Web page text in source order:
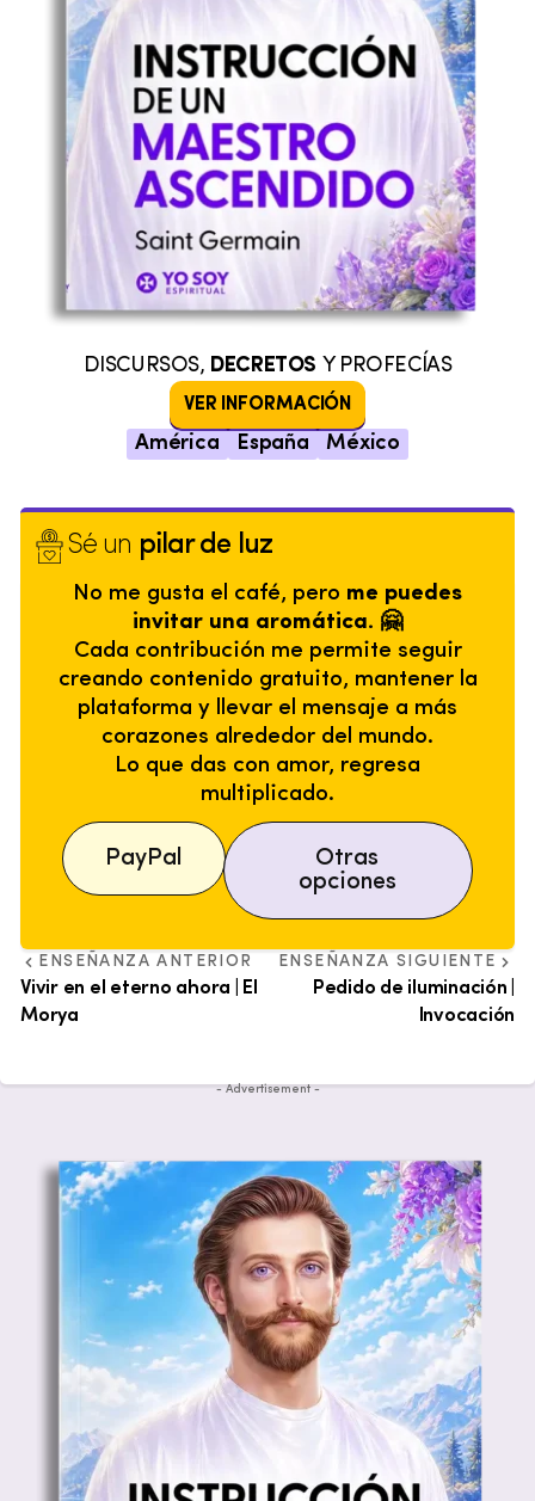
DISCURSOS, DECRETOS Y PROFECÍAS
VER INFORMACIÓN
América España México
Sé un pilar de luz
No me gusta el café, pero me puedes
invitar una aromática. 🤗
Cada contribución me permite seguir
creando contenido gratuito, mantener la
plataforma y llevar el mensaje a más
corazones alrededor del mundo.
Lo que das con amor, regresa
multiplicado.
PayPal
Otras
opciones
ENSEÑANZA ANTERIOR
Vivir en el eterno ahora | El
Morya
ENSEÑANZA SIGUIENTE
Pedido de iluminación |
Invocación
- Advertisement -